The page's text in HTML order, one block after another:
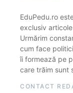
EduPedu.ro
exclusiv
Urmărim
cum face
îi formează pe
care trăim sunt
CONTACT